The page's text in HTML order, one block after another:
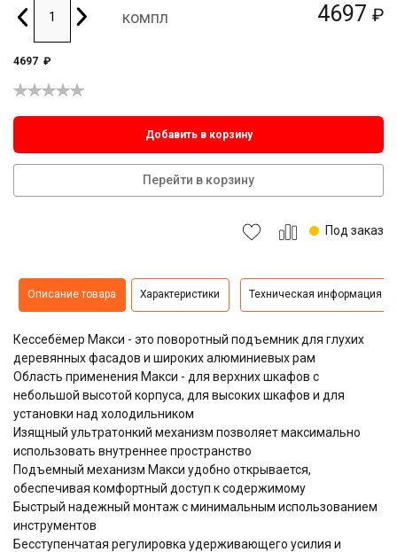
4697 ₽
компл
4697 ₽
Добавить в корзину
Перейти в корзину
Под заказ
Описание товара Характеристики Техническая информация
Кессебёмер Макси - это поворотный подъемник для глухих
деревянных фасадов и широких алюминиевых рам
Область применения Макси - для верхних шкафов с
небольшой высотой корпуса, для высоких шкафов и для
установки над холодильником
Изящный ультратонкий механизм позволяет максимально
использовать внутреннее пространство
Подъемный механизм Макси удобно открывается,
обеспечивая комфортный доступ к содержимому
Быстрый надежный монтаж с минимальным использованием
инструментов
Бесступенчатая регулировка удерживающего усилия и